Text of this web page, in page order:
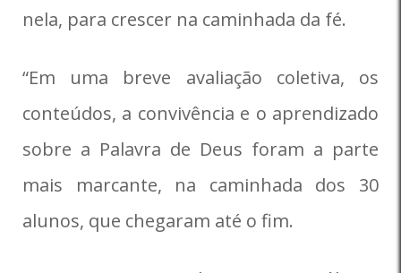
nela, para crescer na caminhada da fé.
“Em uma breve avaliação coletiva, os
conteúdos, a convivência e o aprendizado
sobre a Palavra de Deus foram a parte
mais marcante, na caminhada dos 30
alunos, que chegaram até o fim.